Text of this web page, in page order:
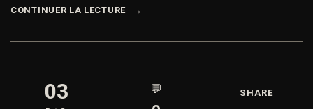
CONTINUER LA LECTURE
03 💬 SHARE